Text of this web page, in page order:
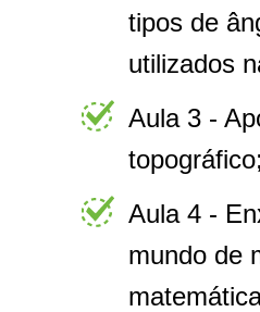
tipos de
utilizados
Aula 3 -
topográfico;
Aula 4 -
mundo de